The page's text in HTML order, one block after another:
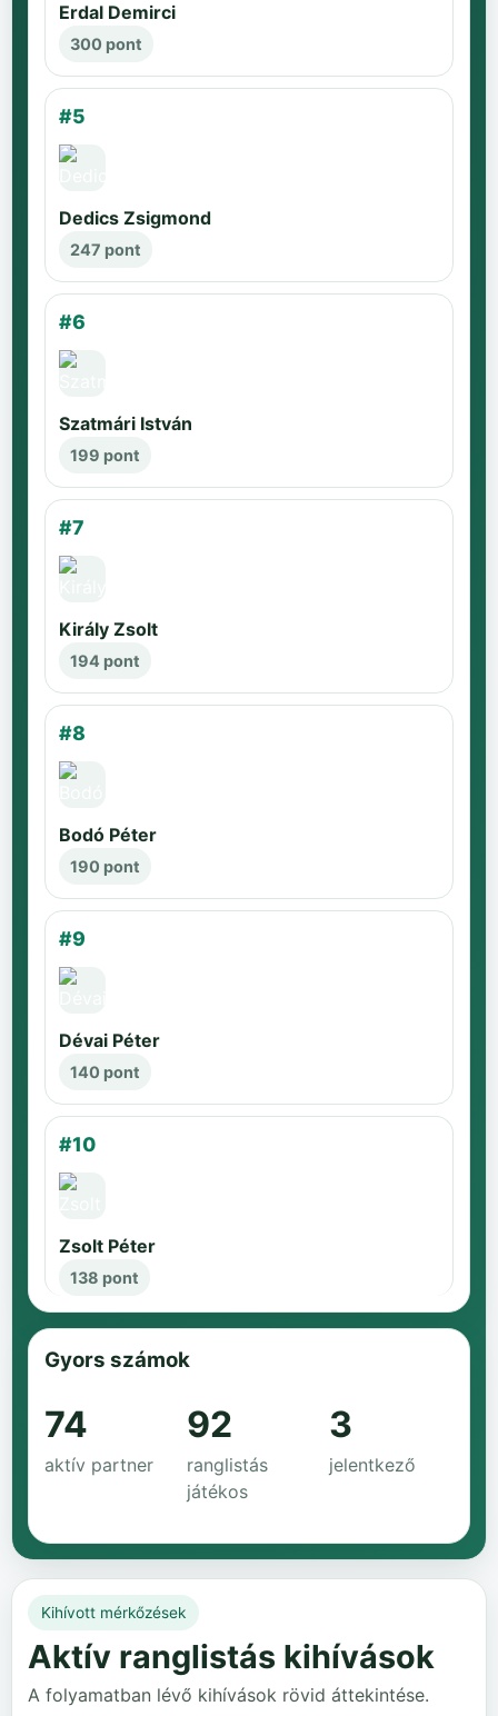
Erdal Demirci
300 pont
#5
Dedics Zsigmond
247 pont
#6
Szatmári István
199 pont
#7
Király Zsolt
194 pont
#8
Bodó Péter
190 pont
#9
Dévai Péter
140 pont
#10
Zsolt Péter
138 pont
Gyors számok
74
aktív partner
92
ranglistás
játékos
3
jelentkező
Kihívott mérkőzések
Aktív ranglistás kihívások
A folyamatban lévő kihívások rövid áttekintése.